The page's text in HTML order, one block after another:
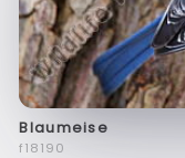
Blaumeise
f18190